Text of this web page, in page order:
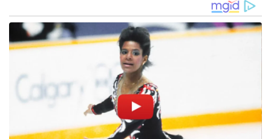
ശേഖരം; കർണാടകയിൽ നിന്ന് 3 പേരെക്കൂടി തൂക്കി
എൻഐ.എ!’: ആകെ അറസ്റ്റ് 11 ആയി; തമിഴ്‌നാട്ടിലും
റെയ്ഡ്!
കണ്ണൂര്‍ ജില്ലക്കാരനല്ലാത്തതിനാലാണ് ദേവസ്വം
പ്രസിഡന്റ് സ്ഥാനത്ത് തനിക്ക് കാലാവധി
നീട്ടിനല്‍കാതിരുന്നതെന്നും യോഗത്തില്‍ പദ്മകുമാര്‍
തുറന്നടിച്ചതായും മാതൃഭമൂ റിപ്പോര്‍ട്ട് ചെയ്യുന്നു.
പാര്‍ട്ടിക്കുള്ളില്‍ ഒറ്റപ്പെടുത്തുന്ന പീഡനങ്ങളാണ്